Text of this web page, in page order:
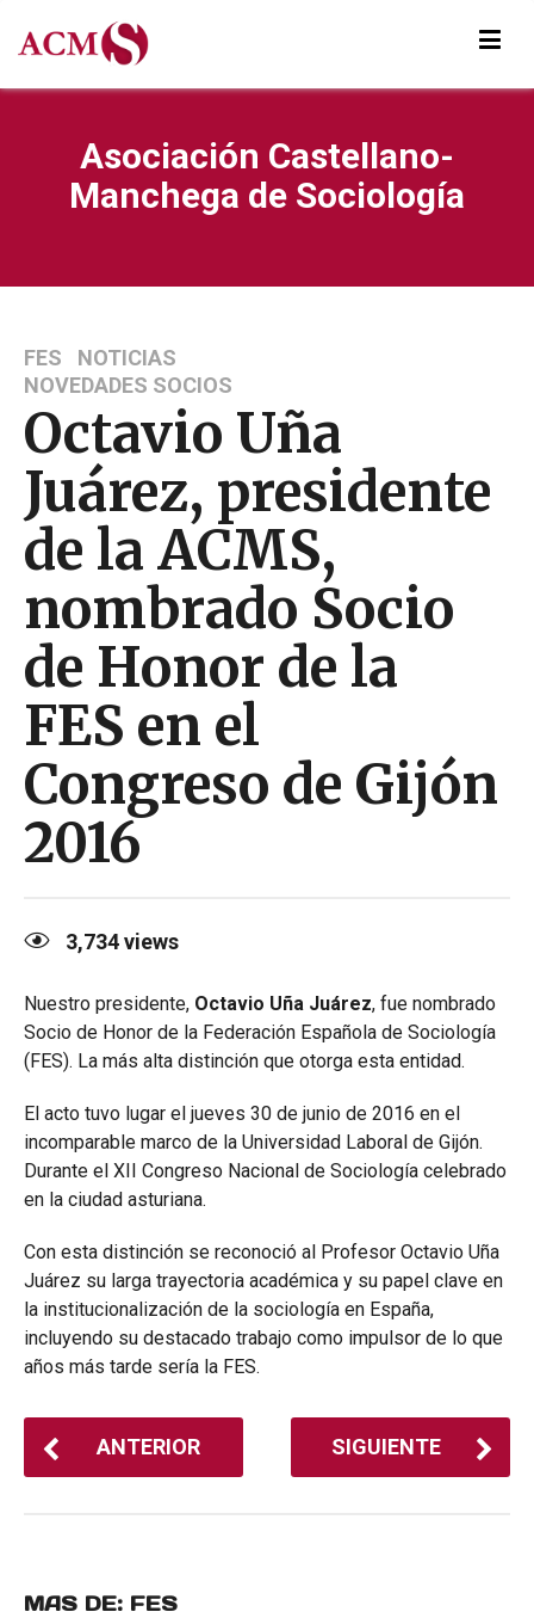
Asociación Castellano-
Manchega de Sociología
FES
NOTICIAS
NOVEDADES SOCIOS
Octavio Uña
Juárez, presidente
de la ACMS,
nombrado Socio
de Honor de la
FES en el
Congreso de Gijón
2016
3,734views
Nuestro presidente, Octavio Uña Juárez, fue nombrado
Socio de Honor de la Federación Española de Sociología
(FES). La más alta distinción que otorga esta entidad.
El acto tuvo lugar el jueves 30 de junio de 2016 en el
incomparable marco de la Universidad Laboral de Gijón.
Durante el XII Congreso Nacional de Sociología celebrado
en la ciudad asturiana.
Con esta distinción se reconoció al Profesor Octavio Uña
Juárez su larga trayectoria académica y su papel clave en
la institucionalización de la sociología en España,
incluyendo su destacado trabajo como impulsor de lo que
años más tarde sería la FES.
ANTERIOR SIGUIENTE
MAS DE: FES